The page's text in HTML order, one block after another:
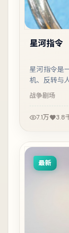
星河指令
星河指令是
机、反转与
观看。
战争剧场
7.1万 3.8
最新